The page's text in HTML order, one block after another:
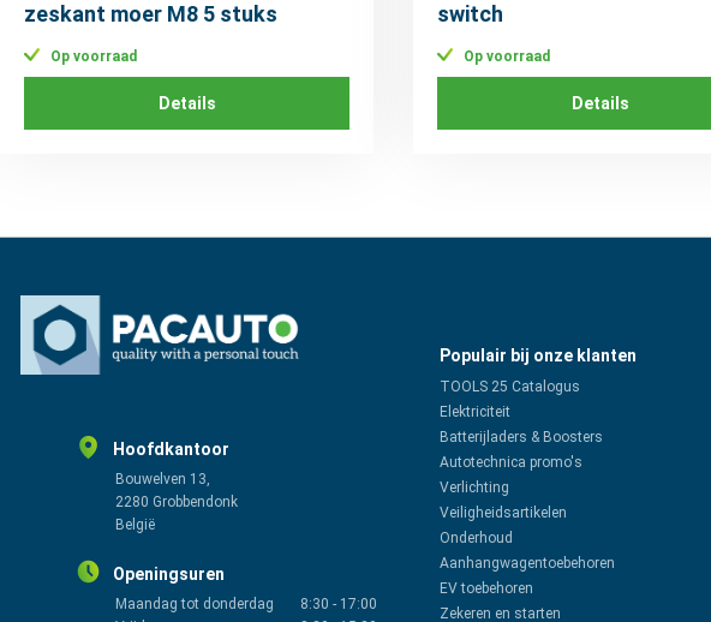
zeskant moer M8 5 stuks
Op voorraad
Details
switch
Op voorraad
Details
Hoofdkantoor
Bouwelven 13,
2280 Grobbendonk
België
Openingsuren
Maandag tot donderdag 8:30 - 17:00
Populair bij onze klanten
TOOLS 25 Catalogus
Elektriciteit
Batterijladers & Boosters
Autotechnica promo's
Verlichting
Veiligheidsartikelen
Onderhoud
Aanhangwagentoebehoren
EV toebehoren
Zekeren en starten